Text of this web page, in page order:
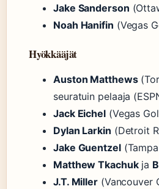
Jake Sanderson
Noah Hanifin (Vegas
Hyökkääjät
Auston Matthews
seuratuin pelaaja
Jack Eichel(Vegas
Dylan Larkin (Detroit
Jake Guentzel
Matthew Tkachukja
J.T. Miller(Vancouver